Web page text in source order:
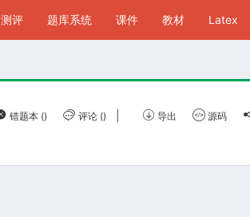
测评 题库系统 课件 教材 Latex
错题本 () 评论 () 导出 源码